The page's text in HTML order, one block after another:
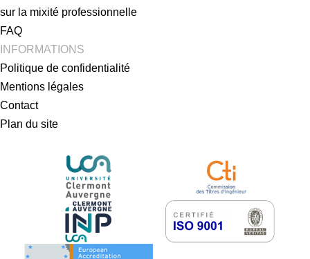
sur la mixité professionnelle
FAQ
INFORMATIONS
Politique de confidentialité
Mentions légales
Contact
Plan du site